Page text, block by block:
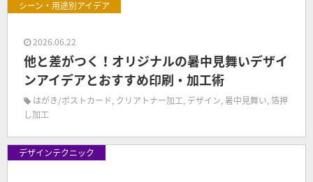
シーン・用途別アイデア
2026.06.22
他と差がつく！オリジナルの暑中見舞いデザイ
ンアイデアとおすすめ印刷・加工術
はがき/ポストカード, クリアトナー加工, デザイン, 暑中見舞い,箔押
し加工
デザインテクニック